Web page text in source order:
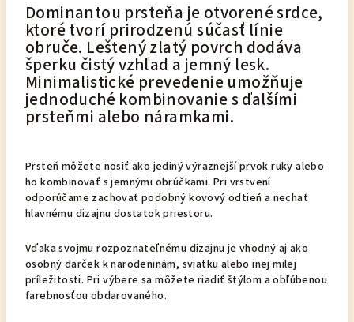
Dominantou prsteňa je otvorené srdce,
ktoré tvorí prirodzenú súčasť línie
obruče. Leštený zlatý povrch dodáva
šperku čistý vzhľad a jemný lesk.
Minimalistické prevedenie umožňuje
jednoduché kombinovanie s ďalšími
prsteňmi alebo náramkami.
Prsteň môžete nosiť ako jediný výraznejší prvok ruky alebo
ho kombinovať s jemnými obrúčkami. Pri vrstvení
odporúčame zachovať podobný kovový odtieň a nechať
hlavnému dizajnu dostatok priestoru.
Vďaka svojmu rozpoznateľnému dizajnu je vhodný aj ako
osobný darček k narodeninám, sviatku alebo inej milej
príležitosti. Pri výbere sa môžete riadiť štýlom a obľúbenou
farebnosťou obdarovaného.